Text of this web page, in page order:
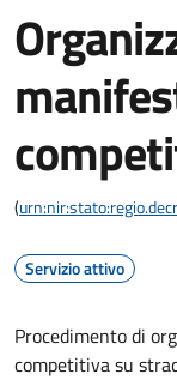
(
Servizio attivo
Procedimento di
competitiva su